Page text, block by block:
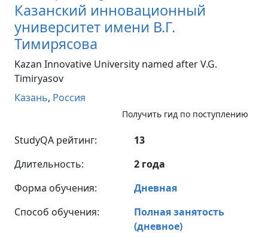
Казанский инновационный
университет имени В.Г.
Тимирясова
Kazan Innovative University named after V.G.
Timiryasov
Казань, Россия
Получить гид по поступлению
StudyQA рейтинг:
13
Длительность:
2 года
Форма обучения:
Дневная
Способ обучения:
Полная занятость
(дневное)